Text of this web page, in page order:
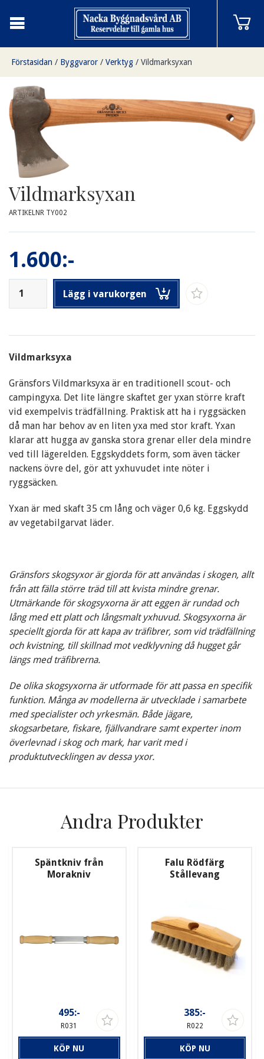
Förstasidan / Byggvaror / Verktyg / Vildmarksyxan
Vildmarksyxan
ARTIKELNR TY002
1.600:-
Lägg i varukorgen
Vildmarksyxa
Gränsfors Vildmarksyxa är en traditionell scout- och
campingyxa. Det lite längre skaftet ger yxan större kraft
vid exempelvis trädfällning. Praktisk att ha i ryggsäcken
då man har behov av en liten yxa med stor kraft. Yxan
klarar att hugga av ganska stora grenar eller dela mindre
ved till lägerelden. Eggskyddets form, som även täcker
nackens övre del, gör att yxhuvudet inte nöter i
ryggsäcken.
Yxan är med skaft 35 cm lång och väger 0,6 kg. Eggskydd
av vegetabilgarvat läder.
Gränsfors skogsyxor är gjorda för att användas i skogen, allt
från att fälla större träd till att kvista mindre grenar.
Utmärkande för skogsyxorna är att eggen är rundad och
lång med ett platt och långsmalt yxhuvud. Skogsyxorna är
speciellt gjorda för att kapa av träfibrer, som vid trädfällning
och kvistning, till skillnad mot vedklyvning då hugget går
längs med träfibrerna.
De olika skogsyxorna är utformade för att passa en specifik
funktion. Många av modellerna är utvecklade i samarbete
med specialister och yrkesmän. Både jägare,
skogsarbetare, fiskare, fjällvandrare samt experter inom
överlevnad i skog och mark, har varit med i
produktutvecklingen av dessa yxor.
Andra Produkter
Späntkniv från
Morakniv
495:-
R031
KÖP NU
Falu Rödfärg
Stållevang
385:-
R022
KÖP NU